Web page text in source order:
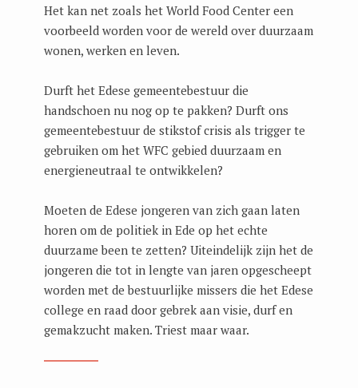
Het kan net zoals het World Food Center een
voorbeeld worden voor de wereld over duurzaam
wonen, werken en leven.
Durft het Edese gemeentebestuur die
handschoen nu nog op te pakken? Durft ons
gemeentebestuur de stikstof crisis als trigger te
gebruiken om het WFC gebied duurzaam en
energieneutraal te ontwikkelen?
Moeten de Edese jongeren van zich gaan laten
horen om de politiek in Ede op het echte
duurzame been te zetten? Uiteindelijk zijn het de
jongeren die tot in lengte van jaren opgescheept
worden met de bestuurlijke missers die het Edese
college en raad door gebrek aan visie, durf en
gemakzucht maken. Triest maar waar.